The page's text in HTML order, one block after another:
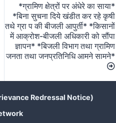
*ग्रामिण क्षेत्रों पर अंधेरे का साया*
*बिना सुचना दिये खंडीत कर रहे कृषी
तथे ग्रा प की बीजली आपुर्ती* *किसानों
में आक्रोश-बीजली अधिकारी को सौंपा
ज्ञापन* *बिजली विभाग तथा ग्रामिण
जनता तथा जनप्रतिनिधि आमने सामने*
Redressal Notice)